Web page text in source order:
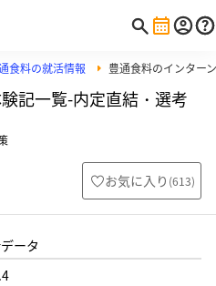
食料の就活情報 豊通食料のインター
記一覧-内定直結・選考
お気に入り (613)
ータ